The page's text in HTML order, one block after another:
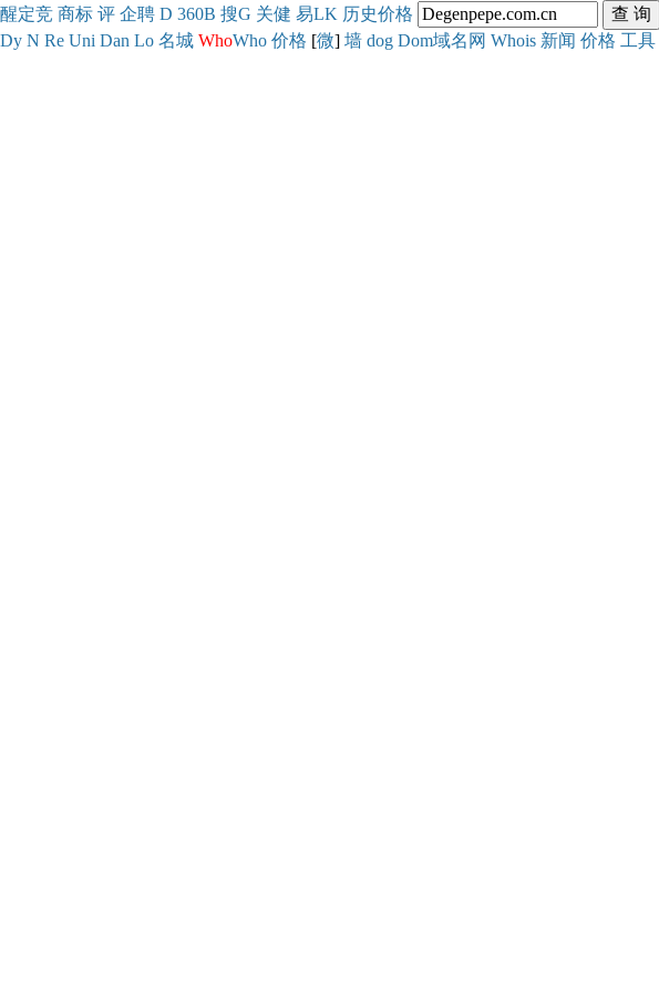
醒定竞 商标 评 企聘 D 360B 搜G 关健 易LK 历史价格
Dy N Re Uni Dan Lo 名城 WhoWho 价格 [微] 墙 dog Dom域名网 Whois 新闻 价格 工具